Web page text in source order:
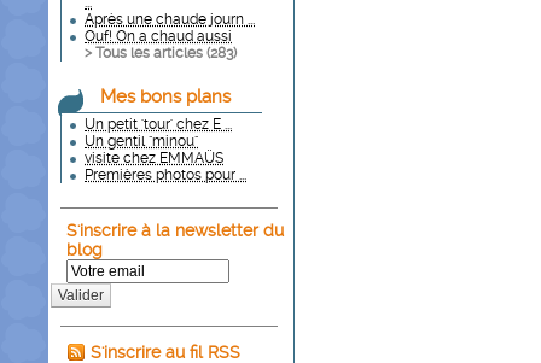
Après une chaude journ ...
Ouf! On a chaud aussi
> Tous les articles (283)
Mes bons plans
Un petit 'tour' chez E ...
Un gentil "minou"
visite chez EMMAÜS
Premières photos pour ...
S'inscrire à la newsletter du
blog
Valider
S'inscrire au fil RSS